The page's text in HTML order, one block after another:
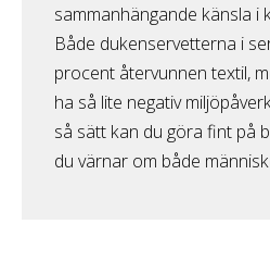
sammanhängande känsla i
Både dukenservetterna i
procent återvunnen textil,
ha så lite negativ
så sätt kan du göra fint på
du värnar om både